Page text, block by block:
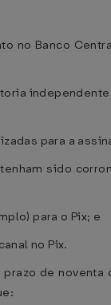
no Banco
para a
sido
para o Pix; e
no Pix.
de